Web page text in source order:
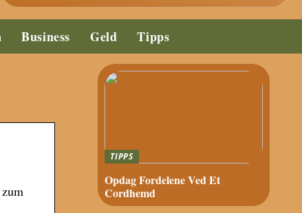
Business Geld Tipps
TIPPS
Opdag Fordelene Ved Et
Cordhemd